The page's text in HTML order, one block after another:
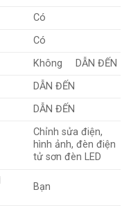
Có
Có
Không
DẪN ĐẾN
DẪN ĐẾN
DẪN ĐẾN
Chỉnh sửa điện,
hình ảnh, đèn điện
tử sơn đèn LED
Bạn